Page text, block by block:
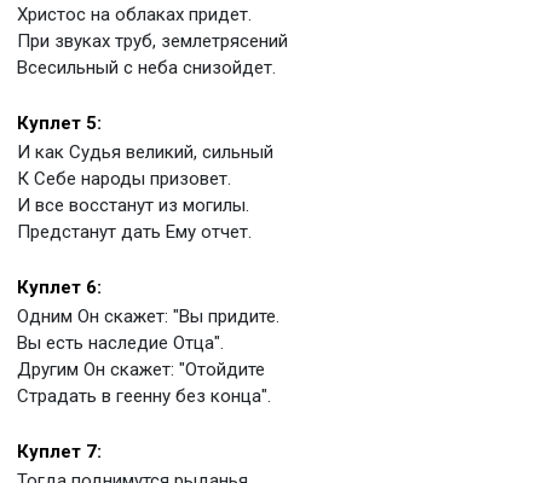
Христос на облаках придет.
При звуках труб, землетрясений
Всесильный с неба снизойдет.
Куплет 5:
И как Судья великий, сильный
К Себе народы призовет.
И все восстанут из могилы.
Предстанут дать Ему отчет.
Куплет 6:
Одним Он скажет: "Вы придите.
Вы есть наследие Отца".
Другим Он скажет: "Отойдите
Страдать в геенну без конца".
Куплет 7: